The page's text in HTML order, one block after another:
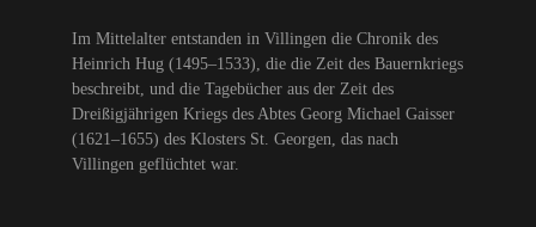
Im Mittelalter entstanden in Villingen die Chronik des
Heinrich Hug (1495–1533), die die Zeit des Bauernkriegs
beschreibt, und die Tagebücher aus der Zeit des
Dreißigjährigen Kriegs des Abtes Georg Michael Gaisser
(1621–1655) des Klosters St. Georgen, das nach
Villingen geflüchtet war.